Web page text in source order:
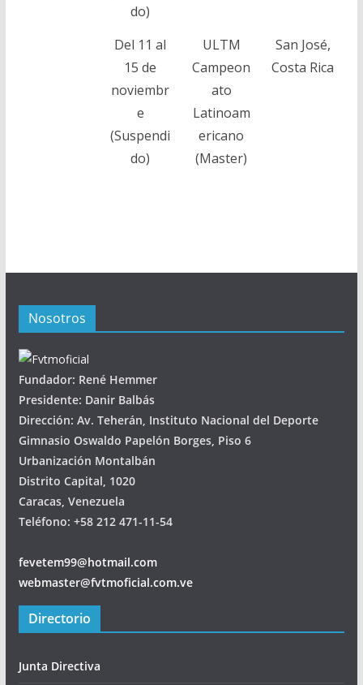
do)
Del 11 al
15 de
noviembr
e
(Suspendi
do)
ULTM
Campeon
ato
Latinoam
ericano
(Master)
San José,
Costa Rica
Nosotros
Fundador: René Hemmer
Presidente: Danir Balbás
Dirección: Av. Teherán, Instituto Nacional del Deporte
Gimnasio Oswaldo Papelón Borges, Piso 6
Urbanización Montalbán
Distrito Capital, 1020
Caracas, Venezuela
Teléfono: +58 212 471-11-54
fevetem99@hotmail.com
webmaster@fvtmoficial.com.ve
Directorio
Junta Directiva